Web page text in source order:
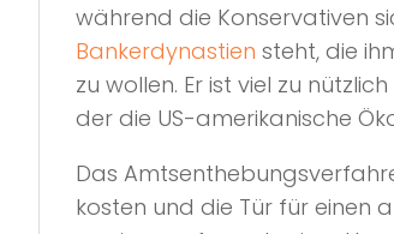
während die Konservativen
Bankerdynastien steht, die
zu wollen. Er ist viel zu
der die US-amerikanische
Das
kosten und die Tür für einen